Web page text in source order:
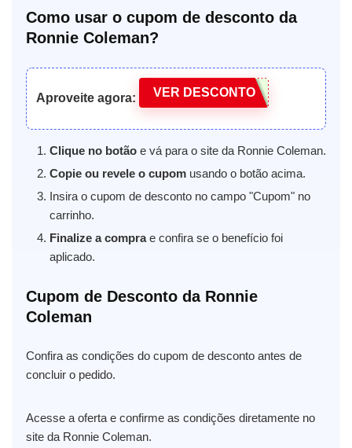
Como usar o cupom de desconto da
Ronnie Coleman?
Aproveite agora: VER DESCONTO
Clique no botão e vá para o site da Ronnie Coleman.
Copie ou revele o cupom usando o botão acima.
Insira o cupom de desconto no campo "Cupom" no
carrinho.
Finalize a comprae confira se o benefício foi
aplicado.
Cupom de Desconto da Ronnie
Coleman
Confira as condições do cupom de desconto antes de
concluir o pedido.
Acesse a oferta e confirme as condições diretamente no
site da Ronnie Coleman.